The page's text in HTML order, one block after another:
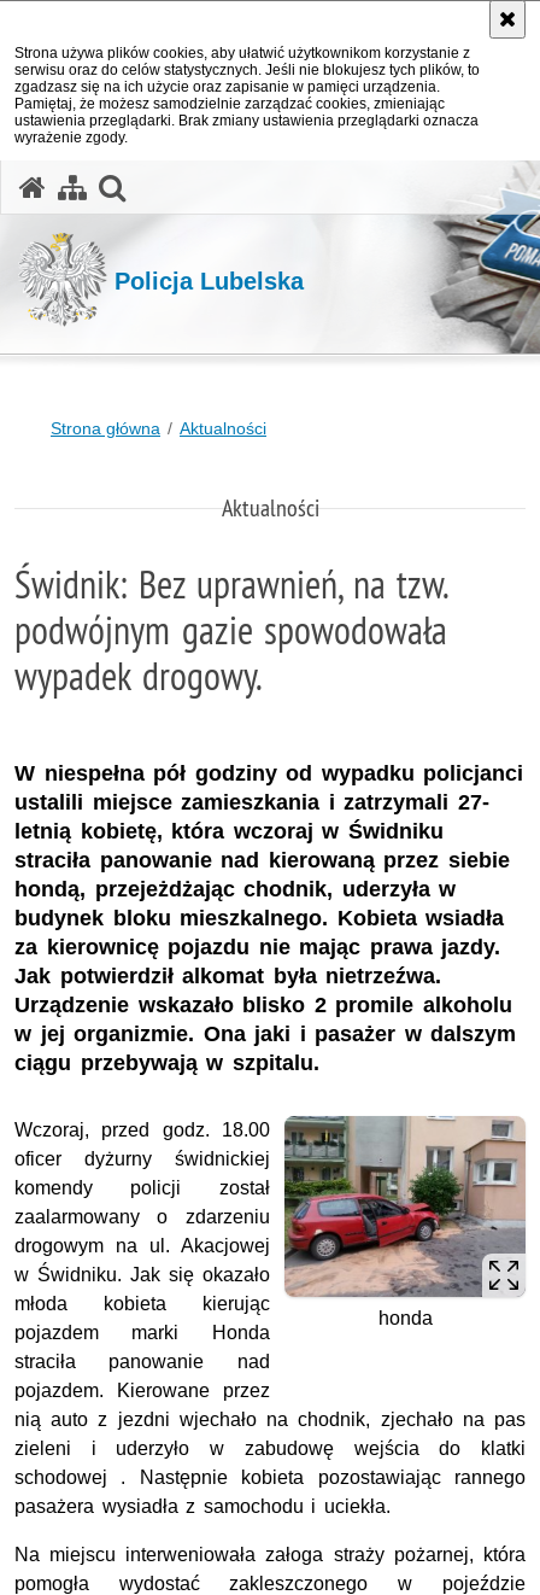
Strona używa plików cookies, aby ułatwić użytkownikom korzystanie z
serwisu oraz do celów statystycznych. Jeśli nie blokujesz tych plików, to
zgadzasz się na ich użycie oraz zapisanie w pamięci urządzenia.
Pamiętaj, że możesz samodzielnie zarządzać cookies, zmieniając
ustawienia przeglądarki. Brak zmiany ustawienia przeglądarki oznacza
wyrażenie zgody.
Policja Lubelska
Strona główna Aktualności
Aktualności
Świdnik: Bez uprawnień, na tzw.
podwójnym gazie spowodowała
wypadek drogowy.
W niespełna pół godziny od wypadku policjanci
ustalili miejsce zamieszkania i zatrzymali 27-
letnią kobietę, która wczoraj w Świdniku
straciła panowanie nad kierowaną przez siebie
hondą, przejeżdżając chodnik, uderzyła w
budynek bloku mieszkalnego. Kobieta wsiadła
za kierownicę pojazdu nie mając prawa jazdy.
Jak potwierdził alkomat była nietrzeźwa.
Urządzenie wskazało blisko 2 promile alkoholu
w jej organizmie. Ona jaki i pasażer w dalszym
ciągu przebywają w szpitalu.
honda
Wczoraj, przed godz. 18.00
oficer dyżurny świdnickiej
komendy policji został
zaalarmowany o zdarzeniu
drogowym na ul. Akacjowej
w Świdniku. Jak się okazało
młoda kobieta kierując
pojazdem marki Honda
straciła panowanie nad
pojazdem. Kierowane przez
nią auto z jezdni wjechało na chodnik, zjechało na pas
zieleni i uderzyło w zabudowę wejścia do klatki
schodowej . Następnie kobieta pozostawiając rannego
pasażera wysiadła z samochodu i uciekła.
Na miejscu interweniowała załoga straży pożarnej, która
pomogła wydostać zakleszczonego w pojeździe